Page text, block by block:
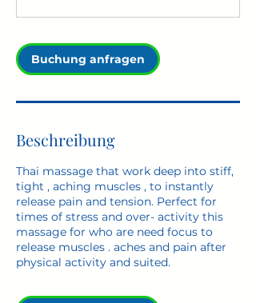
.
Buchung anfragen
Beschreibung
Thai massage that work deep into stiff,
tight , aching muscles , to instantly
release pain and tension. Perfect for
times of stress and over- activity this
massage for who are need focus to
release muscles . aches and pain after
physical activity and suited.